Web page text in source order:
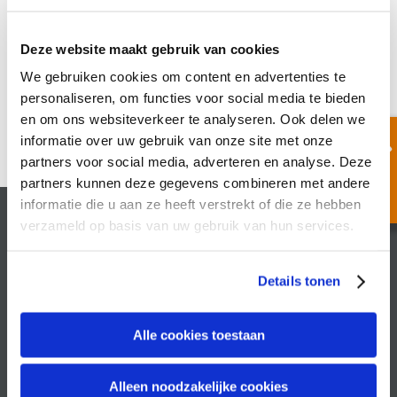
Deze website maakt gebruik van cookies
We gebruiken cookies om content en advertenties te
personaliseren, om functies voor social media te bieden
en om ons websiteverkeer te analyseren. Ook delen we
informatie over uw gebruik van onze site met onze
partners voor social media, adverteren en analyse. Deze
partners kunnen deze gegevens combineren met andere
informatie die u aan ze heeft verstrekt of die ze hebben
verzameld op basis van uw gebruik van hun services.
Details tonen
Alle cookies toestaan
Alleen noodzakelijke cookies
+31 313 410 507
info@recruitin.nl